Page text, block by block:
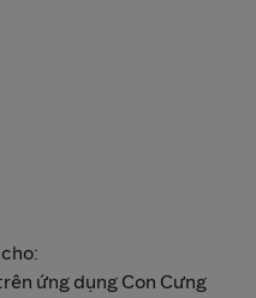
ứng dụng Con Cưng